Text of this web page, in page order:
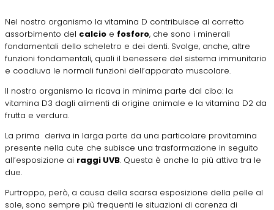
Nel nostro organismo la vitamina D contribuisce al corretto
assorbimento del calcio e fosforo, che sono i minerali
fondamentali dello scheletro e dei denti. Svolge, anche, altre
funzioni fondamentali, quali il benessere del sistema immunitario
e coadiuva le normali funzioni dell’apparato muscolare.
Il nostro organismo la ricava in minima parte dal cibo: la
vitamina D3 dagli alimenti di origine animale e la vitamina D2 da
frutta e verdura.
La prima deriva in larga parte da una particolare provitamina
presente nella cute che subisce una trasformazione in seguito
all’esposizione ai raggi UVB. Questa è anche la più attiva tra le
due.
Purtroppo, però, a causa della scarsa esposizione della pelle al
sole, sono sempre più frequenti le situazioni di carenza di